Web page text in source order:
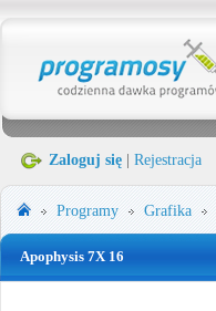
Zaloguj się Rejestracja
Programy Grafika
Apophysis 7X 16